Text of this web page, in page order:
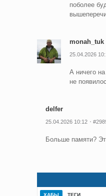
поболее
monah_tuk
25.04.2026
А ничего
не
delfer
25.04.2026 10:12
Больше памяти?
ХАБЫ ТЕГИ